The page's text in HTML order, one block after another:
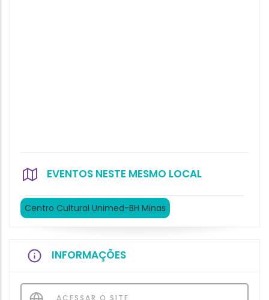
EVENTOS NESTE MESMO LOCAL
Centro Cultural Unimed-BH Minas
INFORMAÇÕES
ACESSAR O SITE